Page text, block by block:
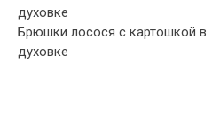
Брюшки лосося с картошкой в
духовке